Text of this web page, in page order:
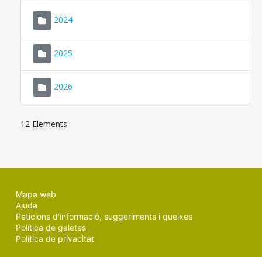
2024
2025
2026
12 Elements
Mapa web
Ajuda
Peticions d'informació, suggeriments i queixes
Política de galetes
Política de privacitat